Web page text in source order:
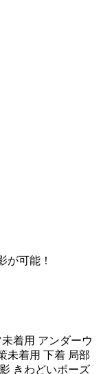
が可能！
着用 アンダーウ
未着用 下着 局部
きわどいポーズ